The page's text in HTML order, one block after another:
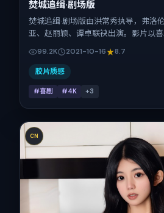
焚城追缉·剧场版
焚城追缉·剧场版由洪常秀执导，弗洛
亚、赵丽颖、谭卓联袂出演。影片以
转。2021年10月16日于中国大陆首映
151分钟，适合喜欢强情节与细腻表演
99.2K 2021-10-16 8.7
胶片质感
#喜剧 #4K +3
CN